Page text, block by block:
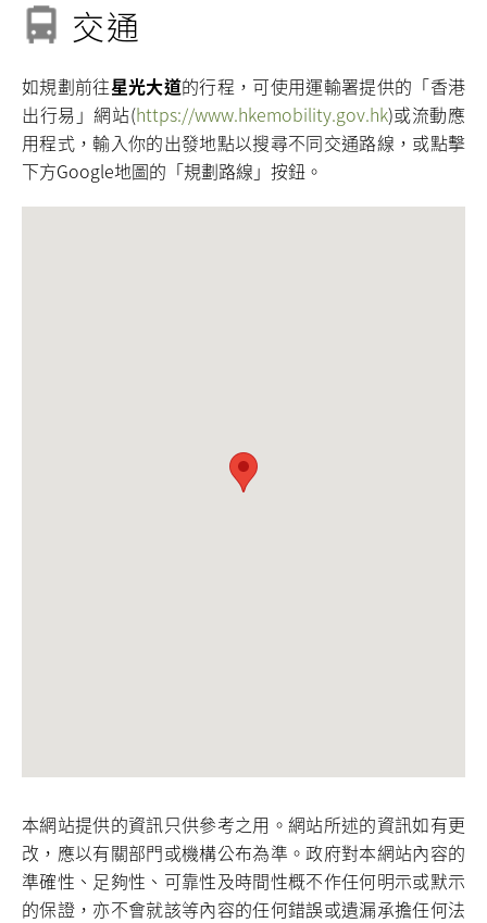
交通
如規劃前往星光大道的行程，可使用運輸署提供的「香港
出行易」網站(https://www.hkemobility.gov.hk)或流動應
用程式，輸入你的出發地點以搜尋不同交通路線，或點擊
下方Google地圖的「規劃路線」按鈕。
本網站提供的資訊只供參考之用。網站所述的資訊如有更
改，應以有關部門或機構公布為準。政府對本網站內容的
準確性、足夠性、可靠性及時間性概不作任何明示或默示
的保證，亦不會就該等內容的任何錯誤或遺漏承擔任何法